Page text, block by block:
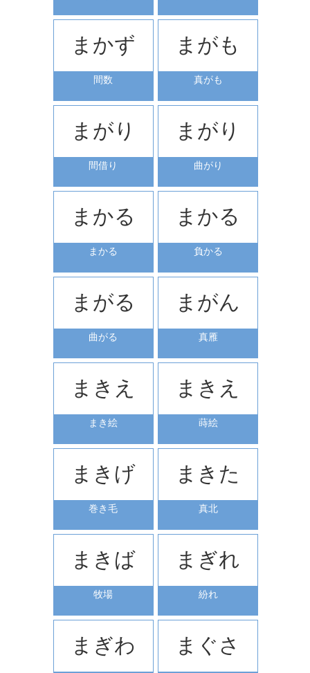
まかず
間数
まがも
真がも
まがり
間借り
まがり
曲がり
まかる
まかる
まかる
負かる
まがる
曲がる
まがん
真雁
まきえ
まき絵
まきえ
蒔絵
まきげ
巻き毛
まきた
真北
まきば
牧場
まぎれ
紛れ
まぎわ まぐさ